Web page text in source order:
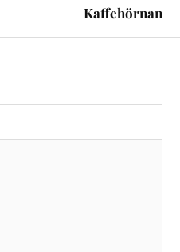
Kaffehörnan